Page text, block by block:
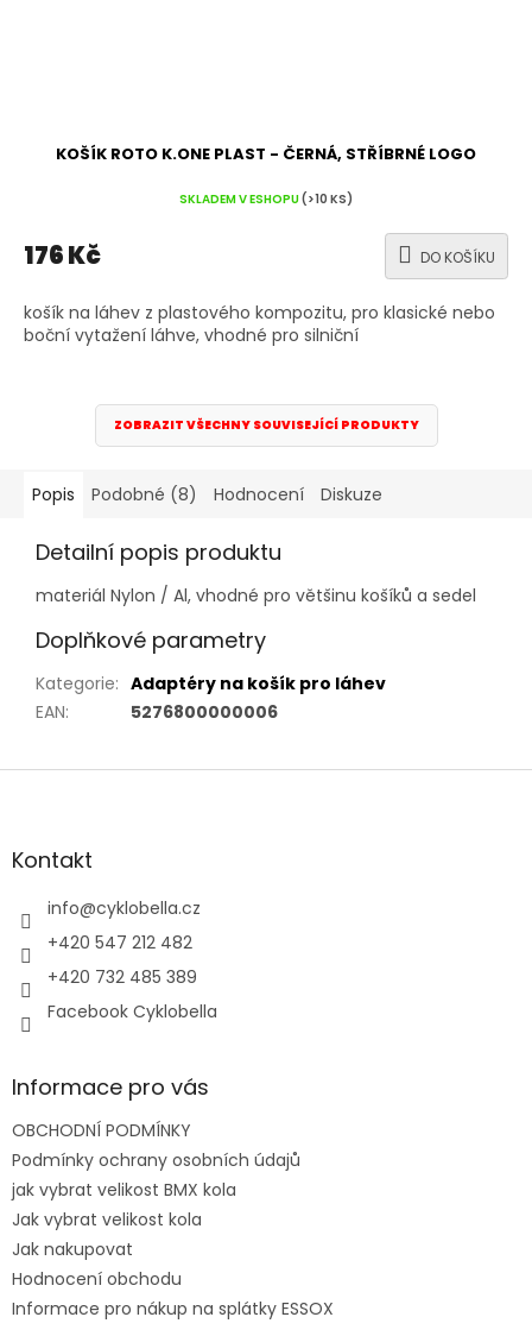
KOŠÍK ROTO K.ONE PLAST - ČERNÁ, STŘÍBRNÉ LOGO
SKLADEM V ESHOPU(>10 KS)
176 Kč DO KOŠÍKU
košík na láhev z plastového kompozitu, pro klasické nebo
boční vytažení láhve, vhodné pro silniční
ZOBRAZIT VŠECHNY SOUVISEJÍCÍ PRODUKTY
Popis Podobné (8) Hodnocení Diskuze
Detailní popis produktu
materiál Nylon / Al, vhodné pro většinu košíků a sedel
Doplňkové parametry
Kategorie: Adaptéry na košík pro láhev
EAN: 5276800000006
Z
aKontakt
info@cyklobella.cz
+420 547 212 482
+420 732 485 389
Facebook Cyklobella
Informace pro vás
OBCHODNÍ PODMÍNKY
Podmínky ochrany osobních údajů
jak vybrat velikost BMX kola
Jak vybrat velikost kola
Jak nakupovat
Hodnocení obchodu
Informace pro nákup na splátky ESSOX